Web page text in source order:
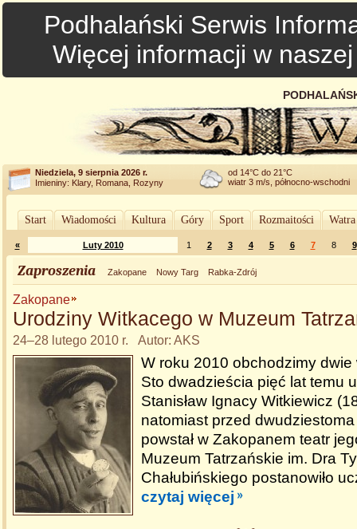
Podhalański Serwis
Więcej informacji w
Niedziela, 9 sierpnia 2026 r.
Imieniny: Klary, Romana, Rozyny
od 14°C do 21°C
wiatr 3 m/s, północno-wschodni
Start Wiadomości Kultura Góry Sport Rozmaitości
« Luty 2010 1 2 3 4 5 6 7 8 9
Zaproszenia Zakopane Nowy Targ Rabka-Zdrój
Zakopane
Urodziny Witkacego w Muzeum
24–28 lutego 2010 r. Autor: AKS
W roku 2010 obchodzimy
Sto dwadzieścia pięć lat temu
Stanisław Ignacy Witkiewicz
natomiast przed
powstał w Zakopanem teatr
Muzeum Tatrzańskie im. Dra
Chałubińskiego postanowiło
czytaj więcej